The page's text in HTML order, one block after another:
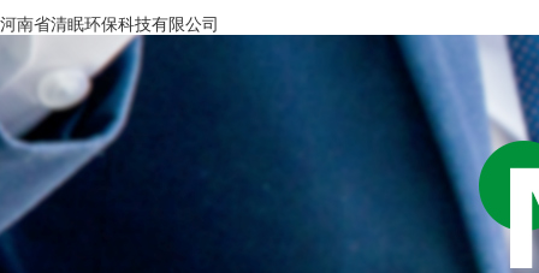
河南省清眠环保科技有限公司